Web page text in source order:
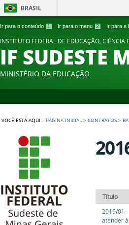
Ir para o conteúdo 1 Ir para o menu 2 Ir para a
BRASIL
INSTITUTO FEDERAL DE EDUCAÇÃO,
IF SUDESTE
MINISTÉRIO DA EDUCAÇÃO
VOCÊ ESTÁ AQUI: PÁGINA INICIAL >CONTRATOS >
Título
2016/01
atender